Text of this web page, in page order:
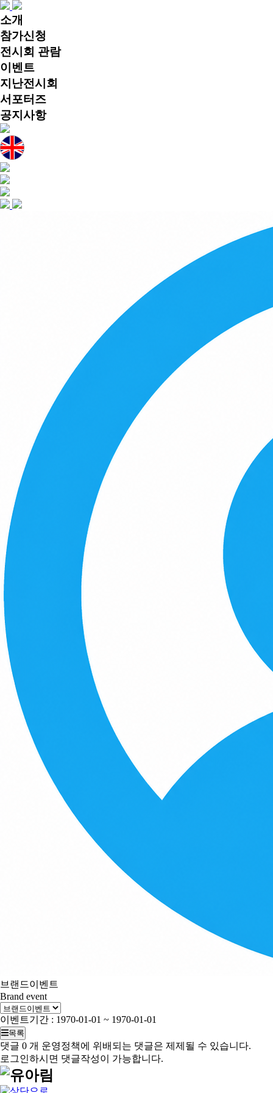
소개
참가신청
전시회 관람
이벤트
지난전시회
서포터즈
공지사항
브랜드이벤트
Brand event
이벤트기간 : 1970-01-01 ~ 1970-01-01
목록
댓글 0 개 운영정책에 위배되는 댓글은 제제될 수 있습니다.
로그인하시면 댓글작성이 가능합니다.